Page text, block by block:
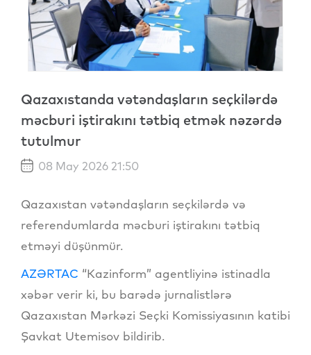
Qazaxıstanda vətəndaşların seçkilərdə
məcburi iştirakını tətbiq etmək nəzərdə
tutulmur
08 May 2026 21:50
Qazaxıstan vətəndaşların seçkilərdə və
referendumlarda məcburi iştirakını tətbiq
etməyi düşünmür.
AZƏRTAC “Kazinform” agentliyinə istinadla
xəbər verir ki, bu barədə jurnalistlərə
Qazaxıstan Mərkəzi Seçki Komissiyasının katibi
Şavkat Utemisov bildirib.